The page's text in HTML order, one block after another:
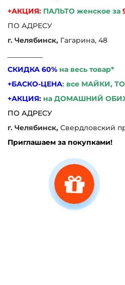
+АКЦИЯ: ПАЛЬТО женское за
ПО АДРЕСУ
г. Челябинск, Гагарина, 48
СКИДКА 60% на весь товар*
+БАСКО-ЦЕНА: все МАЙКИ,
+АКЦИЯ: на ДОМАШНИЙ
ПО АДРЕСУ
г. Челябинск, Свердловский
Приглашаем за покупками!